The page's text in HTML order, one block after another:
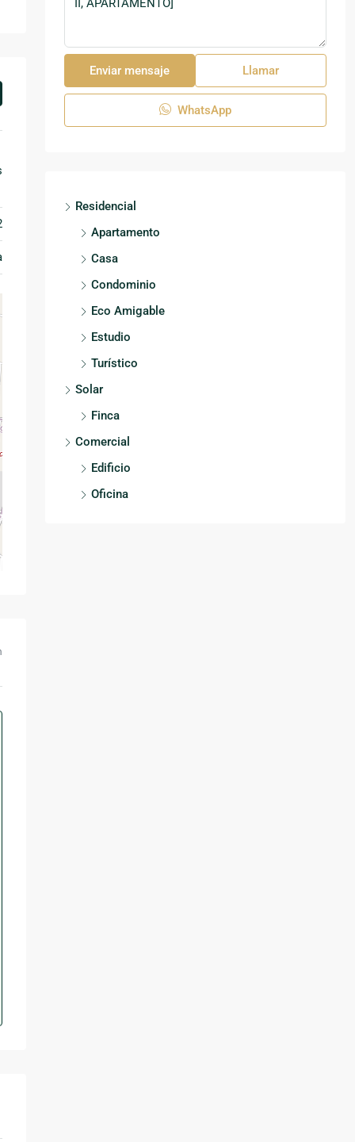
Enviar mensaje Llamar
WhatsApp
Residencial
Apartamento
Casa
Condominio
Eco Amigable
Estudio
Turístico
Solar
Finca
Comercial
Edificio
Oficina